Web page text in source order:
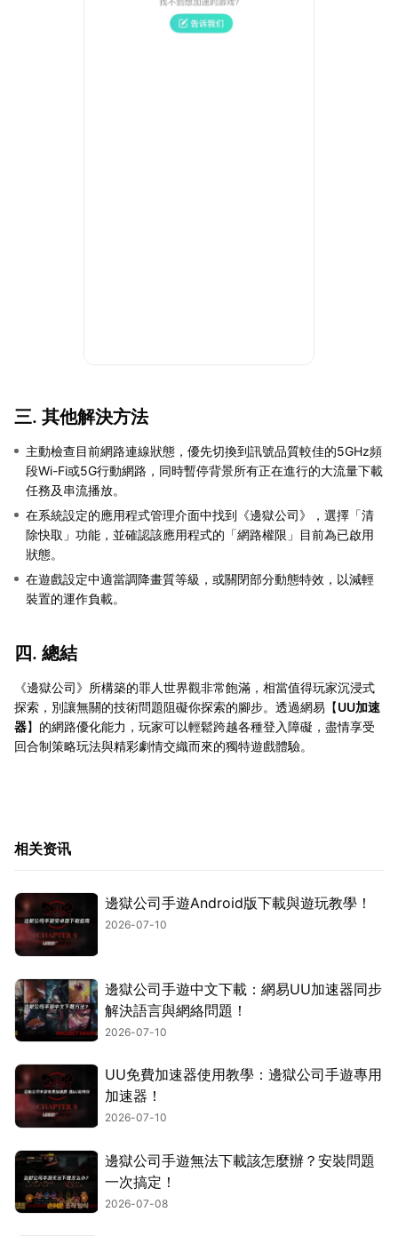
三. 其他解決方法
主動檢查目前網路連線狀態，優先切換到訊號品質較佳的5GHz頻
段Wi-Fi或5G行動網路，同時暫停背景所有正在進行的大流量下載
任務及串流播放。
在系統設定的應用程式管理介面中找到《邊獄公司》，選擇「清
除快取」功能，並確認該應用程式的「網路權限」目前為已啟用
狀態。
在遊戲設定中適當調降畫質等級，或關閉部分動態特效，以減輕
裝置的運作負載。
四. 總結
《邊獄公司》所構築的罪人世界觀非常飽滿，相當值得玩家沉浸式
探索，別讓無關的技術問題阻礙你探索的腳步。透過網易【UU加速
器】的網路優化能力，玩家可以輕鬆跨越各種登入障礙，盡情享受
回合制策略玩法與精彩劇情交織而來的獨特遊戲體驗。
相关资讯
邊獄公司手遊Android版下載與遊玩教學！
2026-07-10
邊獄公司手遊中文下載：網易UU加速器同步
解決語言與網絡問題！
2026-07-10
UU免費加速器使用教學：邊獄公司手遊專用
加速器！
2026-07-10
邊獄公司手遊無法下載該怎麼辦？安裝問題
一次搞定！
2026-07-08